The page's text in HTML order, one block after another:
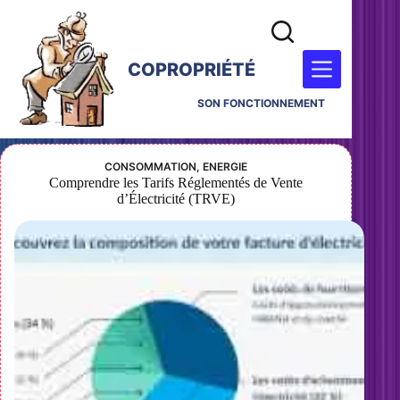
COPROPRIÉTÉ
SON FONCTIONNEMENT
CONSOMMATION,ENERGIE
Comprendre les Tarifs Réglementés de Vente
d’Électricité (TRVE)